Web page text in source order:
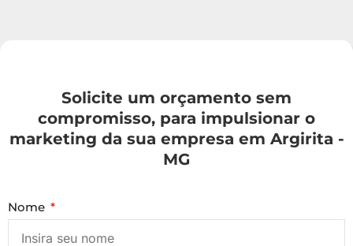
Solicite um orçamento sem
compromisso, para impulsionar o
marketing da sua empresa em Argirita -
MG
Nome